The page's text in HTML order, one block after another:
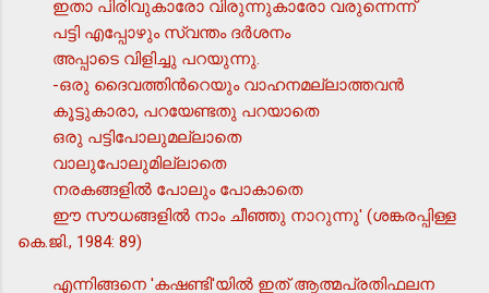
ഇതാ പിരിവുകാരോ വിരുന്നുകാരോ വരുന്നെന്ന്
പട്ടി എപ്പോഴും സ്വന്തം ദര്‍ശനം
അപ്പാടെ വിളിച്ചു പറയുന്നു.
-ഒരു ദൈവത്തിന്‍റെയും വാഹനമല്ലാത്തവന്‍
കൂട്ടുകാരാ, പറയേണ്ടതു പറയാതെ
ഒരു പട്ടിപോലുമല്ലാതെ
വാലുപോലുമില്ലാതെ
നരകങ്ങളില്‍ പോലും പോകാതെ
ഈ സൗധങ്ങളില്‍ നാം ചീഞ്ഞു നാറുന്നു' (ശങ്കരപ്പിള്ള
കെ.ജി., 1984: 89)
എന്നിങ്ങനെ 'കഷണ്ടി'യില്‍ ഇത് ആത്മപ്രതിഫലന